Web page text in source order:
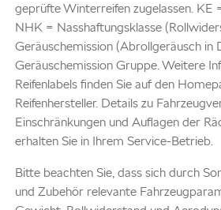
geprüfte Winterreifen zugelassen. KE
NHK = Nasshaftungsklasse
Geräuschemission (Abrollgeräusch in
Geräuschemission Gruppe. Weitere
Reifenlabels finden Sie auf den
Reifenhersteller. Details zu
Einschränkungen und Auflagen der
erhalten Sie in Ihrem Service-Betrieb.
Bitte beachten Sie, dass sich durch
und Zubehör relevante